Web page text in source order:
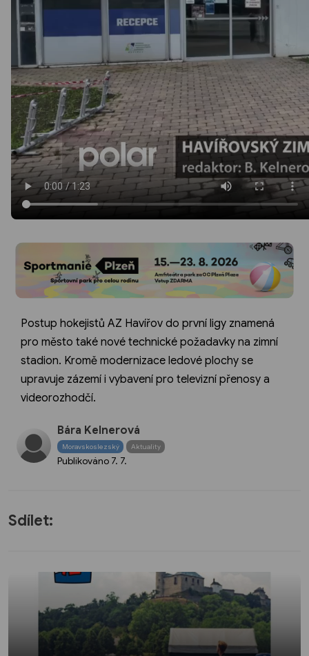
Postup hokejistů AZ Havířov do první ligy znamená
pro město také nové technické požadavky na zimní
stadion. Kromě modernizace ledové plochy se
upravuje zázemí i vybavení pro televizní přenosy a
videorozhodčí.
Bára Kelnerová
Moravskoslezský Aktuality
Publikováno 7. 7.
Sdílet: